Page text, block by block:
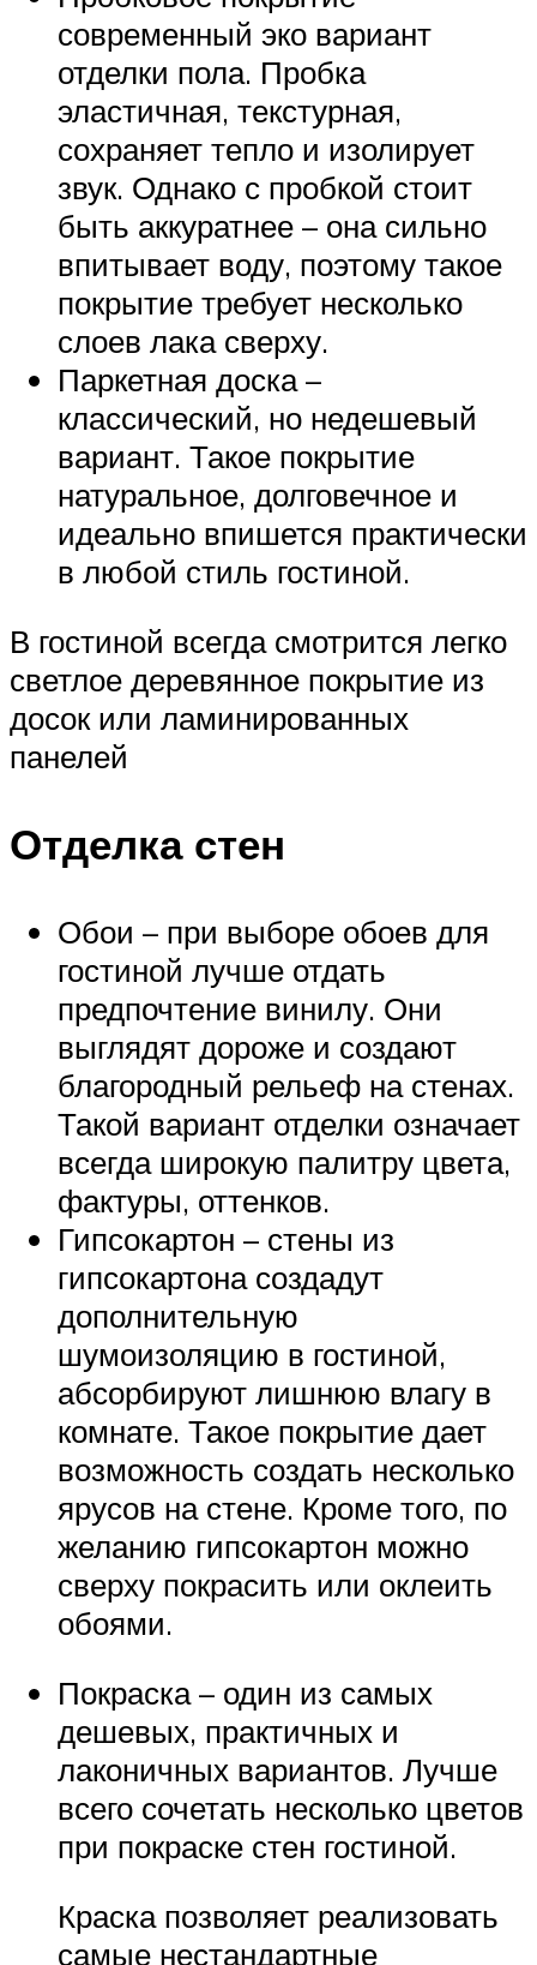
современный эко вариант
отделки пола. Пробка
эластичная, текстурная,
сохраняет тепло и изолирует
звук. Однако с пробкой стоит
быть аккуратнее – она сильно
впитывает воду, поэтому такое
покрытие требует несколько
слоев лака сверху.
Паркетная доска –
классический, но недешевый
вариант. Такое покрытие
натуральное, долговечное и
идеально впишется практически
в любой стиль гостиной.
В гостиной всегда смотрится легко
светлое деревянное покрытие из
досок или ламинированных
панелей
Отделка стен
Обои – при выборе обоев для
гостиной лучше отдать
предпочтение винилу. Они
выглядят дороже и создают
благородный рельеф на стенах.
Такой вариант отделки означает
всегда широкую палитру цвета,
фактуры, оттенков.
Гипсокартон – стены из
гипсокартона создадут
дополнительную
шумоизоляцию в гостиной,
абсорбируют лишнюю влагу в
комнате. Такое покрытие дает
возможность создать несколько
ярусов на стене. Кроме того, по
желанию гипсокартон можно
сверху покрасить или оклеить
обоями.
Покраска – один из самых
дешевых, практичных и
лаконичных вариантов. Лучше
всего сочетать несколько цветов
при покраске стен гостиной.
Краска позволяет реализовать
самые нестандартные